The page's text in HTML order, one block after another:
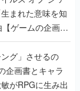
まれた意味を知
ゲームの企画
グ」させるの
企画書とキャラ
がRPGに生み出